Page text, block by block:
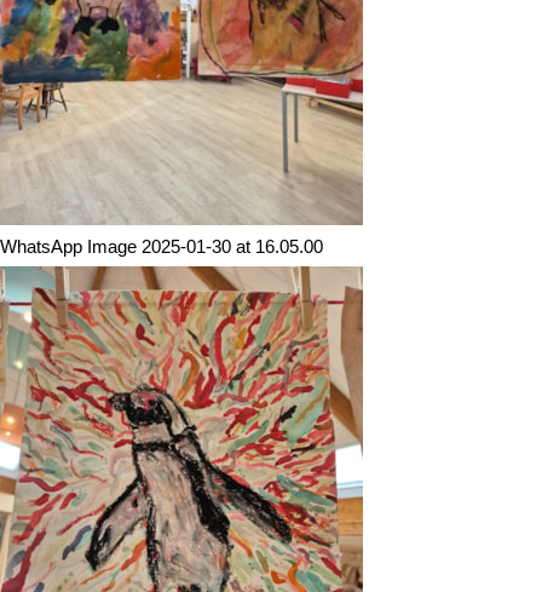
WhatsApp Image 2025-01-30 at 16.05.00